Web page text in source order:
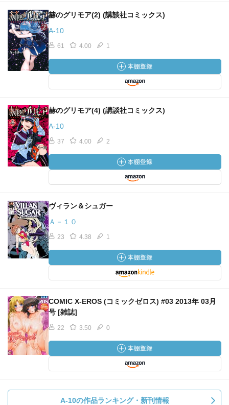
赫のグリモア(2) (講談社コミックス)
A-10
61 4.00 1
赫のグリモア(4) (講談社コミックス)
A-10
37 4.00 2
ヴィラン＆シュガー
Ａ－１０
23 4.38 1
COMIC X-EROS (コミックゼロス) #03 2013年 03月
号 [雑誌]
22 3.50 0
A-10の作品ランキング・新刊情報